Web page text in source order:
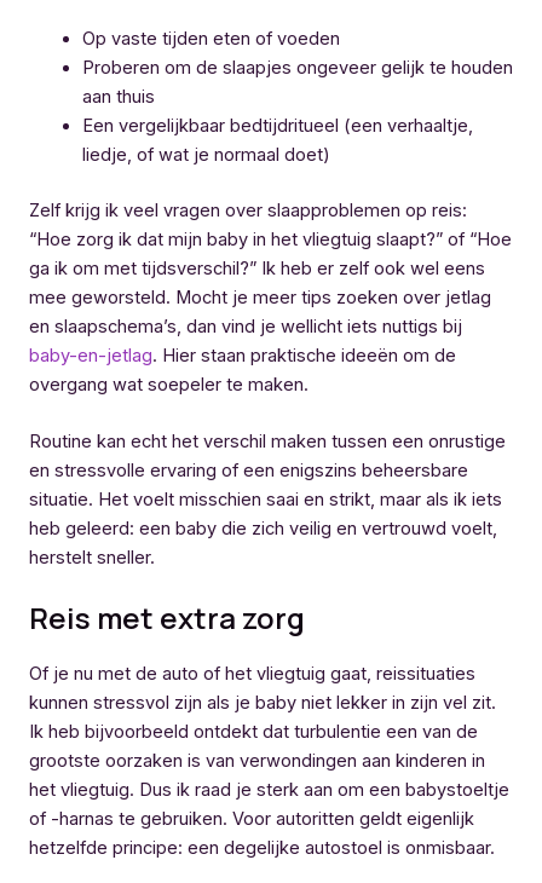
Op vaste tijden eten of voeden
Proberen om de slaapjes ongeveer gelijk te houden
aan thuis
Een vergelijkbaar bedtijdritueel (een verhaaltje,
liedje, of wat je normaal doet)
Zelf krijg ik veel vragen over slaapproblemen op reis:
“Hoe zorg ik dat mijn baby in het vliegtuig slaapt?” of “Hoe
ga ik om met tijdsverschil?” Ik heb er zelf ook wel eens
mee geworsteld. Mocht je meer tips zoeken over jetlag
en slaapschema’s, dan vind je wellicht iets nuttigs bij
baby-en-jetlag. Hier staan praktische ideeën om de
overgang wat soepeler te maken.
Routine kan echt het verschil maken tussen een onrustige
en stressvolle ervaring of een enigszins beheersbare
situatie. Het voelt misschien saai en strikt, maar als ik iets
heb geleerd: een baby die zich veilig en vertrouwd voelt,
herstelt sneller.
Reis met extra zorg
Of je nu met de auto of het vliegtuig gaat, reissituaties
kunnen stressvol zijn als je baby niet lekker in zijn vel zit.
Ik heb bijvoorbeeld ontdekt dat turbulentie een van de
grootste oorzaken is van verwondingen aan kinderen in
het vliegtuig. Dus ik raad je sterk aan om een babystoeltje
of -harnas te gebruiken. Voor autoritten geldt eigenlijk
hetzelfde principe: een degelijke autostoel is onmisbaar.